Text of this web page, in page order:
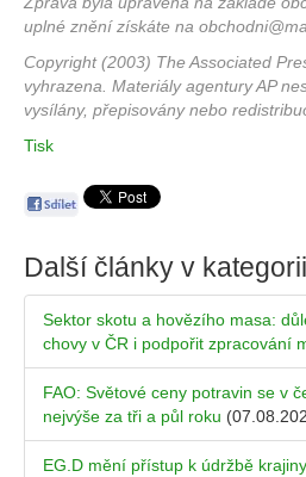
uplné znění získáte na
Copyright (2003) The Associated
vyhrazena. Materiály agentury AP
vysílány, přepisovány nebo
Tisk
Další články v kategorii
Sektor skotu a hovězího masa:
chovy v ČR i podpořit zpracování
FAO: Světové ceny potravin se v
nejvýše za tři a půl roku
EG.D mění přístup k údržbě